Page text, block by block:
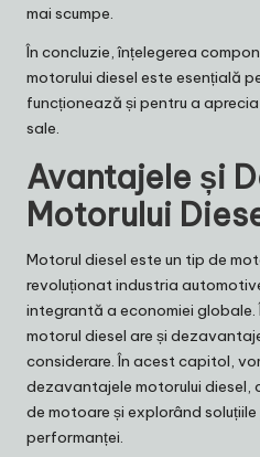
mai scumpe.
În concluzie, înțelegerea
motorului diesel este esențială
funcționează și pentru a
sale.
Avantajele și
Motorului
Motorul diesel este un tip de
revoluționat industria
integrantă a economiei
motorul diesel are și
considerare. În acest capitol,
dezavantajele motorului diesel,
de motoare și explorând
performanței.